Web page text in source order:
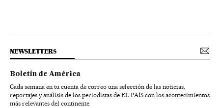
NEWSLETTERS
Boletín de América
Cada semana en tu cuenta de correo una selección de las noticias,
reportajes y análisis de los periodistas de EL PAÍS con los acontecimientos
más relevantes del continente.